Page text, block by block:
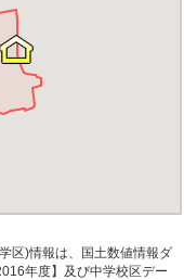
区)情報は、国土数値情報ダ
年度】及び中学校区デー